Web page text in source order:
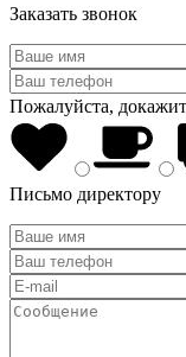
Заказать звонок
Пожалуйста,
Письмо директору